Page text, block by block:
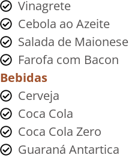
Vinagrete
Cebola ao Azeite
Salada de Maionese
Farofa com Bacon
Bebidas
Cerveja
Coca Cola
Coca Cola Zero
Guaraná Antartica